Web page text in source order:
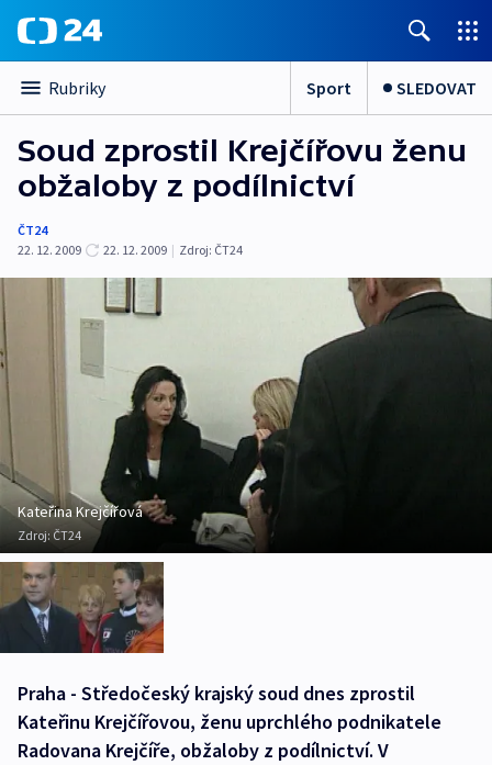
Rubriky Sport SLEDOVAT
Soud zprostil Krejčířovu ženu
obžaloby z podílnictví
ČT24
22. 12. 2009
22. 12. 2009 | Zdroj: ČT24
Kateřina Krejčířová
Zdroj: ČT24
Praha - Středočeský krajský soud dnes zprostil
Kateřinu Krejčířovou, ženu uprchlého podnikatele
Radovana Krejčíře, obžaloby z podílnictví. V